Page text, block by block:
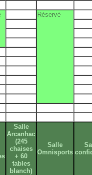
Réservé
Salle
Arcanhac
(245
chaises
+ 60
tables
blanch)
Salle
Omnisports